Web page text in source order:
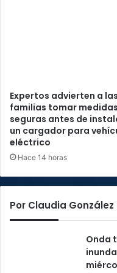
Expertos advierten a las
familias tomar medidas
seguras antes de
un cargador para
eléctrico
Hace 14 horas
Por Claudia González
Onda